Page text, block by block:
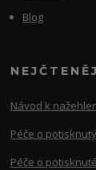
Blog
Návod k
Péče o
Péče o